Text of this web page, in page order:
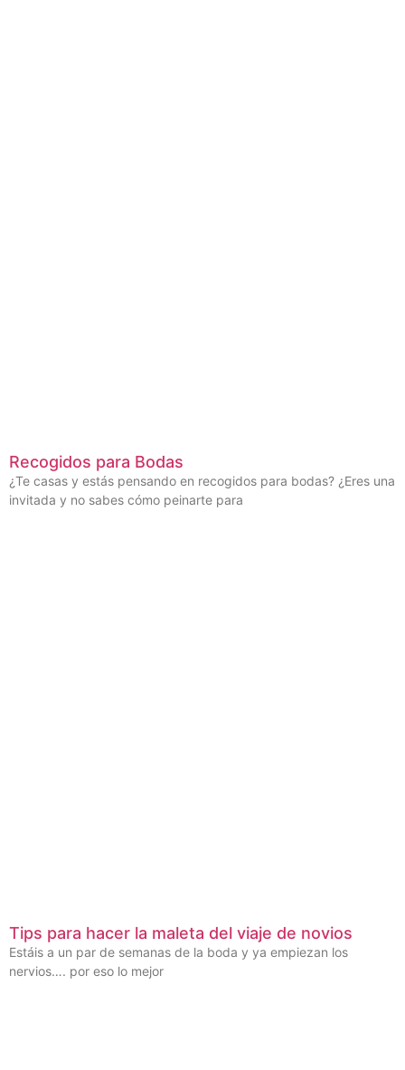
Recogidos para Bodas
¿Te casas y estás pensando en recogidos para bodas? ¿Eres una
invitada y no sabes cómo peinarte para
Tips para hacer la maleta del viaje de novios
Estáis a un par de semanas de la boda y ya empiezan los
nervios…. por eso lo mejor